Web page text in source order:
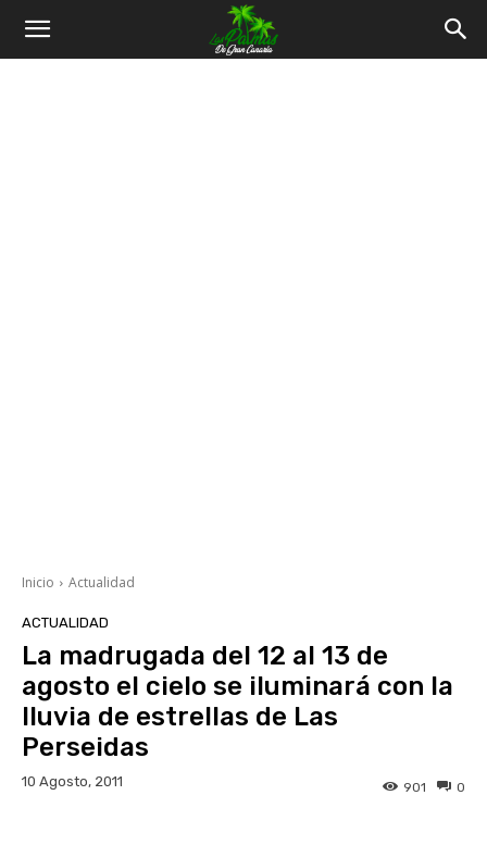
Inicio Actualidad
ACTUALIDAD
La madrugada del 12 al 13 de
agosto el cielo se iluminará con la
lluvia de estrellas de Las
Perseidas
10 Agosto, 2011 0
901